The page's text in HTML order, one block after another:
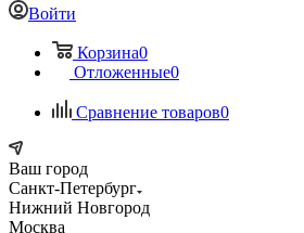
Войти
Корзина0
Отложенные0
Сравнение товаров0
Ваш город
Санкт-Петербург
Нижний Новгород
Москва